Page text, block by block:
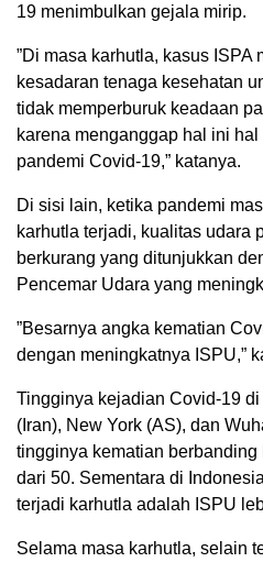
19 menimbulkan gejala mirip.
”Di masa karhutla, kasus ISPA
kesadaran tenaga kesehatan
tidak memperburuk keadaan
karena menganggap hal ini
pandemi Covid-19,” katanya.
Di sisi lain, ketika pandemi
karhutla terjadi, kualitas udara
berkurang yang ditunjukkan
Pencemar Udara yang
”Besarnya angka kematian
dengan meningkatnya ISPU,”
Tingginya kejadian Covid-19
(Iran), New York (AS), dan
tingginya kematian
dari 50. Sementara di
terjadi karhutla adalah ISPU
Selama masa karhutla, selain